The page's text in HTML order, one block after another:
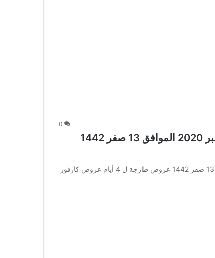
0
عروض كارفور جدة والمدينة اليوم 30 سبتمبر 2020 الموافق 13 صفر 1442
عروض كارفور جدة والمدينة اليوم 30 سبتمبر 2020 الموافق 13 صفر 1442 عروض طازجة ل 4 أيام عروض كارفور